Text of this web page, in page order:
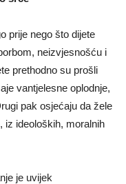
prije nego što dijete
neizvjesnošću i
prethodno su prošli
vantjelesne oplodnje,
pak osjećaju da žele
iz ideoloških, moralnih
je uvijek